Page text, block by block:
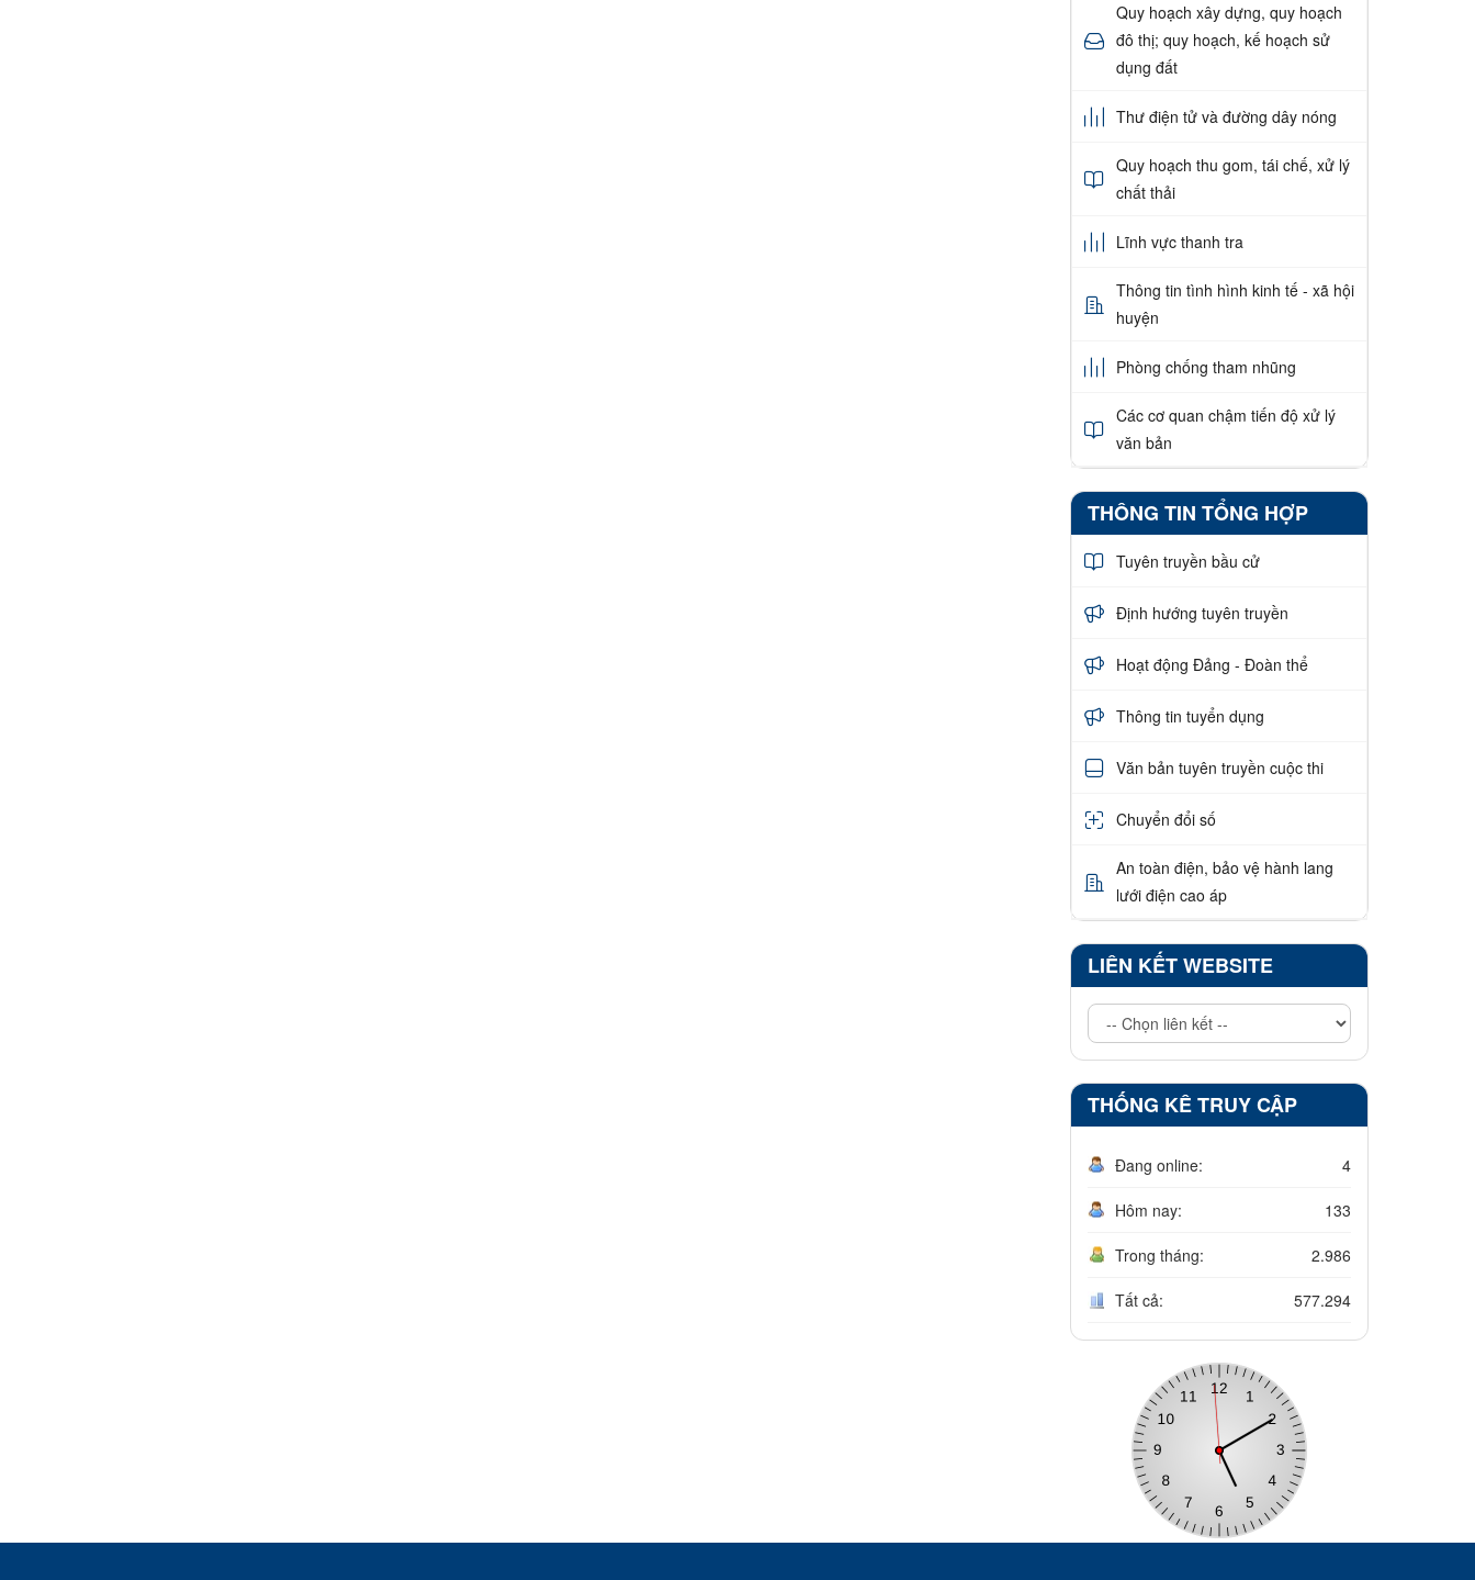
Quy hoạch xây dựng, quy hoạch
đô thị; quy hoạch, kế hoạch sử
dụng đất
Thư điện tử và đường dây nóng
Quy hoạch thu gom, tái chế, xử lý
chất thải
Lĩnh vực thanh tra
Thông tin tình hình kinh tế - xã hội
huyện
Phòng chống tham nhũng
Các cơ quan chậm tiến độ xử lý
văn bản
THÔNG TIN TỔNG HỢP
Tuyên truyền bầu cử
Định hướng tuyên truyền
Hoạt động Đảng - Đoàn thể
Thông tin tuyển dụng
Văn bản tuyên truyền cuộc thi
Chuyển đổi số
An toàn điện, bảo vệ hành lang
lưới điện cao áp
LIÊN KẾT WEBSITE
THỐNG KÊ TRUY CẬP
Đang online: 4
Hôm nay: 133
Trong tháng: 2.986
Tất cả: 577.294